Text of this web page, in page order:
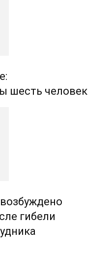
шесть человек
гибели